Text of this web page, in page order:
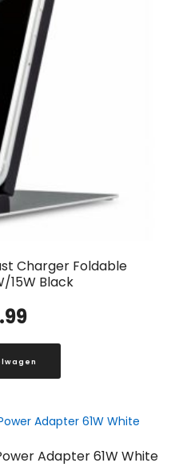
Charger Foldable
15W Black
Adapter 61W White